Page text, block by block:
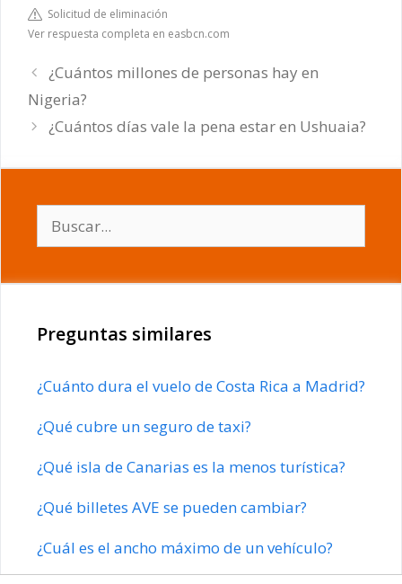
Solicitud de eliminación
Ver respuesta completa en easbcn.com
¿Cuántos millones de personas hay en
Nigeria?
¿Cuántos días vale la pena estar en Ushuaia?
Preguntas similares
¿Cuánto dura el vuelo de Costa Rica a Madrid?
¿Qué cubre un seguro de taxi?
¿Qué isla de Canarias es la menos turística?
¿Qué billetes AVE se pueden cambiar?
¿Cuál es el ancho máximo de un vehículo?